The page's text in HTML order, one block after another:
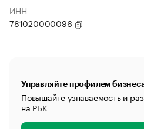
ИНН
781020000096
Управляйте профилем
Повышайте узнаваемость и
на РБК